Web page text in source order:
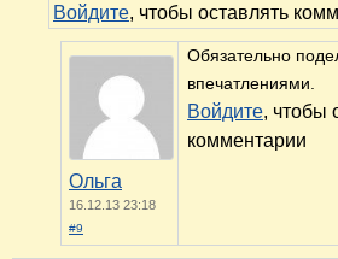
Войдите, чтобы оставлять
Ольга
16.12.13 23:18
#9
Обязательно
впечатлениями.
Войдите, чтобы
комментарии